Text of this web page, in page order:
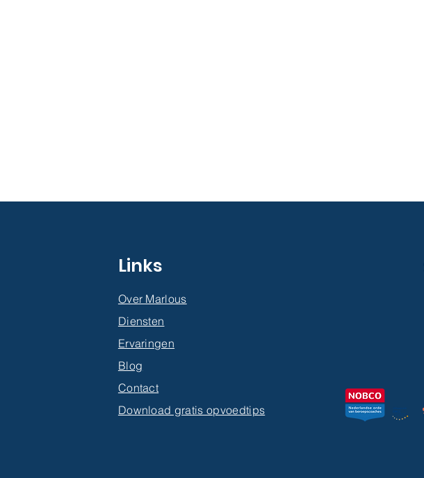
Links
Over Marlous
Diensten
Ervaringen
Blog
Contact
Download gratis opvoedtips